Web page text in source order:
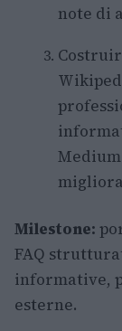
note di
Milestone:
FAQ
informative,
esterne.